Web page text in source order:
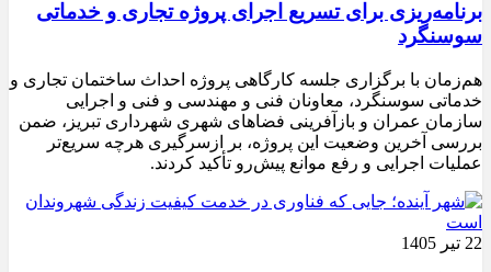
برنامه‌ریزی برای تسریع اجرای پروژه تجاری و خدماتی
سوسنگرد
هم‌زمان با برگزاری جلسه کارگاهی پروژه احداث ساختمان تجاری و
خدماتی سوسنگرد، معاونان فنی و مهندسی و فنی و اجرایی
سازمان عمران و بازآفرینی فضاهای شهری شهرداری تبریز، ضمن
بررسی آخرین وضعیت این پروژه، بر ازسرگیری هرچه سریع‌تر
عملیات اجرایی و رفع موانع پیش‌رو تأکید کردند.
22 تیر 1405